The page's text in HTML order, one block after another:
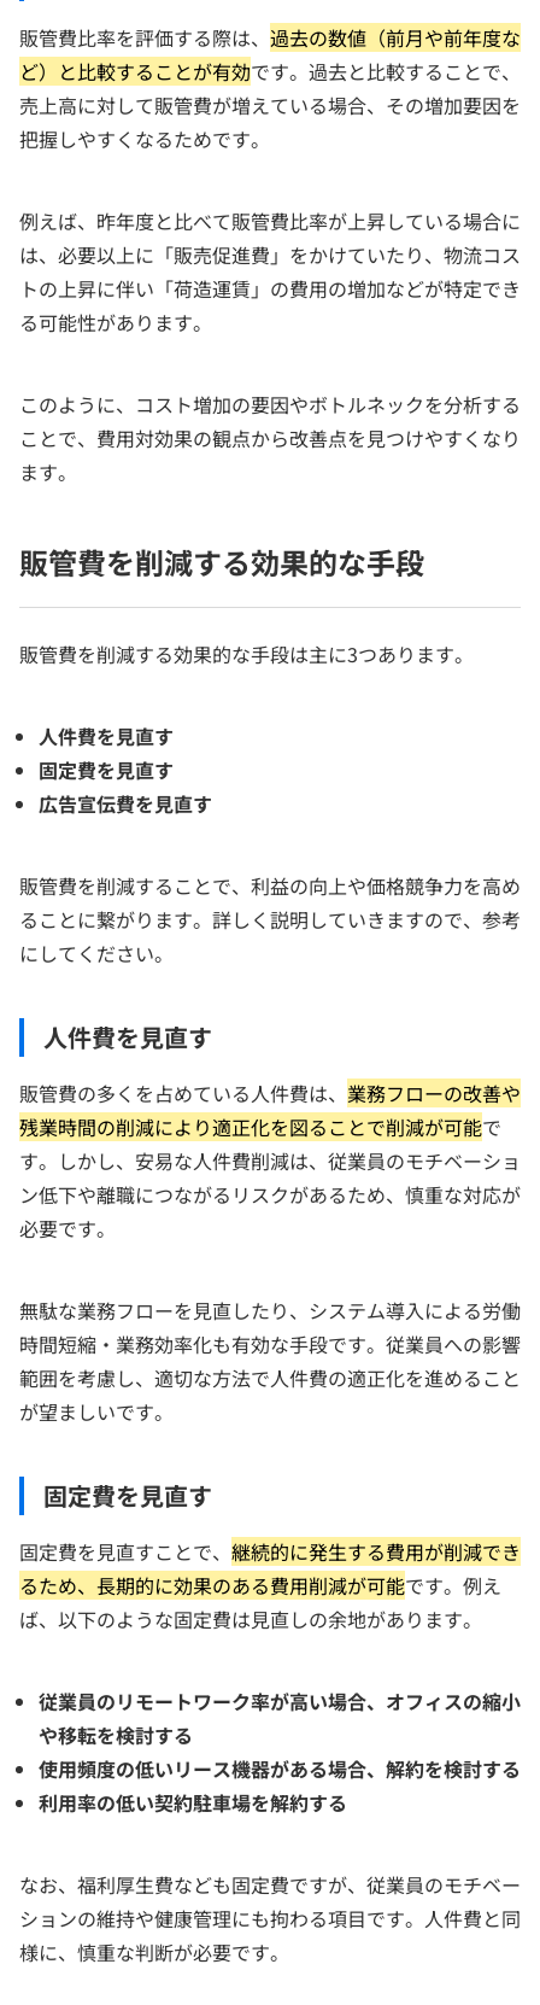
販管費比率を評価する際は、 過去の数値（前月や前年度な
ど）と比較することが有効です。過去と比較することで、
売上高に対して販管費が増えている場合、その増加要因を
把握しやすくなるためです。
例えば、昨年度と比べて販管費比率が上昇している場合に
は、必要以上に「販売促進費」をかけていたり、物流コス
トの上昇に伴い「荷造運賃」の費用の増加などが特定でき
る可能性があります。
このように、コスト増加の要因やボトルネックを分析する
ことで、費用対効果の観点から改善点を見つけやすくなり
ます。
販管費を削減する効果的な手段
販管費を削減する効果的な手段は主に3つあります。
人件費を見直す
固定費を見直す
広告宣伝費を見直す
販管費を削減することで、利益の向上や価格競争力を高め
ることに繋がります。詳しく説明していきますので、参考
にしてください。
人件費を見直す
販管費の多くを占めている人件費は、 業務フローの改善や
残業時間の削減により適正化を図ることで削減が可能で
す。しかし、安易な人件費削減は、従業員のモチベーショ
ン低下や離職につながるリスクがあるため、慎重な対応が
必要です。
無駄な業務フローを見直したり、システム導入による労働
時間短縮・業務効率化も有効な手段です。従業員への影響
範囲を考慮し、適切な方法で人件費の適正化を進めること
が望ましいです。
固定費を見直す
固定費を見直すことで、 継続的に発生する費用が削減でき
るため、長期的に効果のある費用削減が可能です。例え
ば、以下のような固定費は見直しの余地があります。
従業員のリモートワーク率が高い場合、オフィスの縮小
や移転を検討する
使用頻度の低いリース機器がある場合、解約を検討する
利用率の低い契約駐車場を解約する
なお、福利厚生費なども固定費ですが、従業員のモチベー
ションの維持や健康管理にも拘わる項目です。人件費と同
様に、慎重な判断が必要です。